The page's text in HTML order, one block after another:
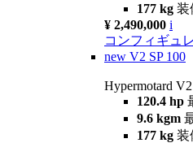
177 kg 装
¥ 2,490,000 i
コンフィギュ
new V2 SP 100
Hypermotard
120.4 hp
9.6 kgm
177 kg 装